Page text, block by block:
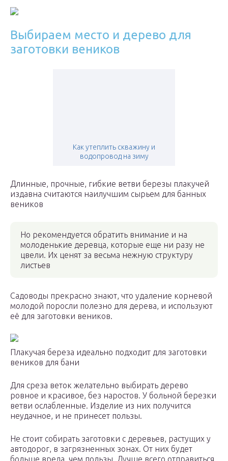
Выбираем место и дерево для
заготовки веников
Как утеплить скважину и
водопровод на зиму
Длинные, прочные, гибкие ветви березы плакучей
издавна считаются наилучшим сырьем для банных
веников
Но рекомендуется обратить внимание и на
молоденькие деревца, которые еще ни разу не
цвели. Их ценят за весьма нежную структуру
листьев
Садоводы прекрасно знают, что удаление корневой
молодой поросли полезно для дерева, и используют
её для заготовки веников.
Плакучая береза идеально подходит для заготовки
веников для бани
Для среза веток желательно выбирать дерево
ровное и красивое, без наростов. У больной березки
ветви ослабленные. Изделие из них получится
неудачное, и не принесет пользы.
Не стоит собирать заготовки с деревьев, растущих у
автодорог, в загрязненных зонах. От них будет
больше вреда, чем пользы. Лучше всего отправиться